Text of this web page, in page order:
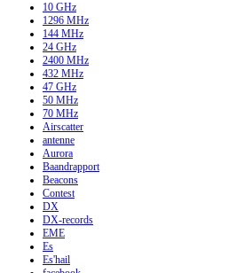
10 GHz
1296 MHz
144 MHz
24 GHz
2400 MHz
432 MHz
47 GHz
50 MHz
70 MHz
Airscatter
antenne
Aurora
Baandrapport
Beacons
Contest
DX
DX-records
EME
Es
Es'hail